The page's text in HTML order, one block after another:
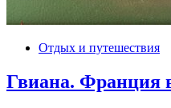
Отдых и путешествия
Гвиана. Франция